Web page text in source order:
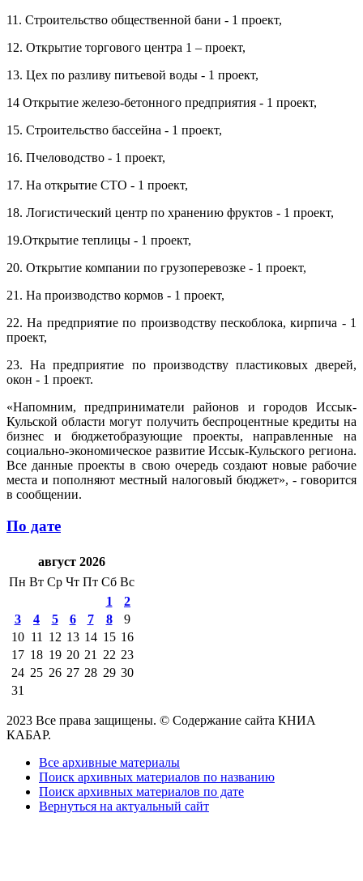
11. Строительство общественной бани - 1 проект,
12. Открытие торгового центра 1 – проект,
13. Цех по разливу питьевой воды - 1 проект,
14 Открытие железо-бетонного предприятия - 1 проект,
15. Строительство бассейна - 1 проект,
16. Пчеловодство - 1 проект,
17. На открытие СТО - 1 проект,
18. Логистический центр по хранению фруктов - 1 проект,
19.Открытие теплицы - 1 проект,
20. Открытие компании по грузоперевозке - 1 проект,
21. На производство кормов - 1 проект,
22. На предприятие по производству пескоблока, кирпича - 1
проект,
23. На предприятие по производству пластиковых дверей,
окон - 1 проект.
«Напомним, предприниматели районов и городов Иссык-
Кульской области могут получить беспроцентные кредиты на
бизнес и бюджетобразующие проекты, направленные на
социально-экономическое развитие Иссык-Кульского региона.
Все данные проекты в свою очередь создают новые рабочие
места и пополняют местный налоговый бюджет», - говорится
в сообщении.
По дате
август 2026
Пн Вт Ср Чт Пт Сб Вс
1
2
3
4 5 6 7 8
9
10 11 12 13 14 15 16
17 18 19 20 21 22 23
24 25 26 27 28 29 30
31
2023 Все права защищены. © Содержание сайта КНИА
КАБАР.
Все архивные материалы
Поиск архивных материалов по названию
Поиск архивных материалов по дате
Вернуться на актуальный сайт